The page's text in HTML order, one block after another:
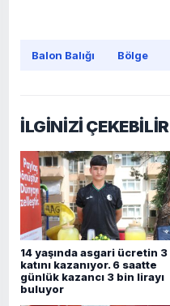
Balon Balığı Bölge
İLGİNİZİ ÇEKEBİLİR
14 yaşında asgari ücretin 3
katını kazanıyor. 6 saatte
günlük kazancı 3 bin lirayı
buluyor